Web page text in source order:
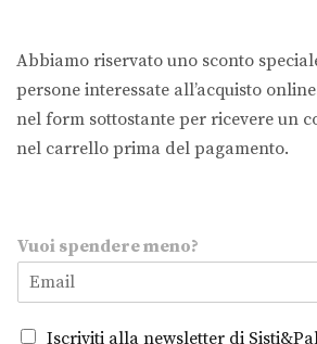
Abbiamo riservato uno sconto
persone interessate all’acquisto
nel form sottostante per ricevere un
nel carrello prima del pagamento.
s
p
n
Vuoi spendere meno?
Iscriviti alla newsletter di